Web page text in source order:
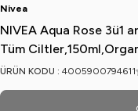
Nivea
NIVEA Aqua Rose 3ü1
Tüm
ÜRÜN KODU : 4005900794611